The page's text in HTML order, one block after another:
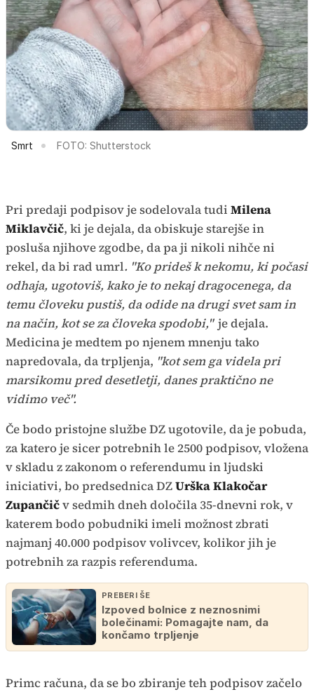
Smrt FOTO: Shutterstock
Pri predaji podpisov je sodelovala tudi Milena
Miklavčič, ki je dejala, da obiskuje starejše in
posluša njihove zgodbe, da pa ji nikoli nihče ni
rekel, da bi rad umrl. "Ko prideš k nekomu, ki počasi
odhaja, ugotoviš, kako je to nekaj dragocenega, da
temu človeku pustiš, da odide na drugi svet sam in
na način, kot se za človeka spodobi," je dejala.
Medicina je medtem po njenem mnenju tako
napredovala, da trpljenja, "kot sem ga videla pri
marsikomu pred desetletji, danes praktično ne
vidimo več".
Če bodo pristojne službe DZ ugotovile, da je pobuda,
za katero je sicer potrebnih le 2500 podpisov, vložena
v skladu z zakonom o referendumu in ljudski
iniciativi, bo predsednica DZUrška Klakočar
Zupančičv sedmih dneh določila 35-dnevni rok, v
katerem bodo pobudniki imeli možnost zbrati
najmanj 40.000 podpisov volivcev, kolikor jih je
potrebnih za razpis referenduma.
PREBERI ŠE
Izpoved bolnice z neznosnimi
bolečinami: Pomagajte nam, da
končamo trpljenje
Primc računa, da se bo zbiranje teh podpisov začelo